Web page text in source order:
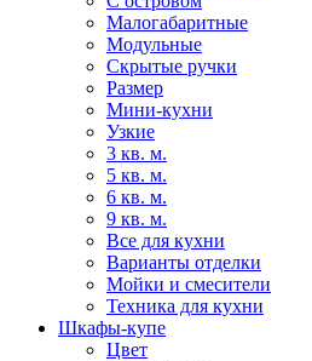
Малогабаритные
Модульные
Скрытые ручки
Размер
Мини-кухни
Узкие
3 кв. м.
5 кв. м.
6 кв. м.
9 кв. м.
Все для кухни
Варианты отделки
Мойки и смесители
Техника для кухни
Шкафы-купе
Цвет